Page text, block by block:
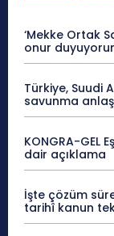
‘Mekke Ortak
onur
Türkiye, Suudi
savunma
KONGRA-GEL
dair açıklama
İşte çözüm
tarihî kanun